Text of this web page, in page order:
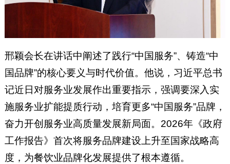
邢颖会长在讲话中阐述了践行“中国服务”、铸造“中
国品牌”的核心要义与时代价值。他说，习近平总书
记近日对服务业发展作出重要指示，强调要深入实
施服务业扩能提质行动，培育更多“中国服务”品牌，
奋力开创服务业高质量发展新局面。2026年《政府
工作报告》首次将服务品牌建设上升至国家战略高
度，为餐饮业品牌化发展提供了根本遵循。